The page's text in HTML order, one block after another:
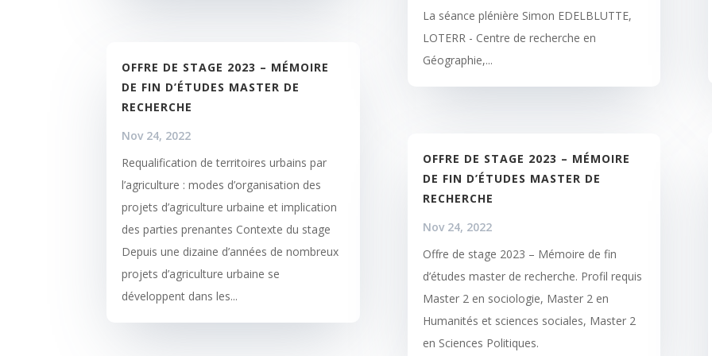
OFFRE DE STAGE 2023 – MÉMOIRE
DE FIN D’ÉTUDES MASTER DE
RECHERCHE
Nov 24, 2022
Requalification de territoires urbains par
l’agriculture : modes d’organisation des
projets d’agriculture urbaine et implication
des parties prenantes Contexte du stage
Depuis une dizaine d’années de nombreux
projets d’agriculture urbaine se
développent dans les...
La séance plénière Simon EDELBLUTTE,
LOTERR - Centre de recherche en
Géographie,...
OFFRE DE STAGE 2023 – MÉMOIRE
DE FIN D’ÉTUDES MASTER DE
RECHERCHE
Nov 24, 2022
Offre de stage 2023 – Mémoire de fin
d’études master de recherche. Profil requis
Master 2 en sociologie, Master 2 en
Humanités et sciences sociales, Master 2
en Sciences Politiques.